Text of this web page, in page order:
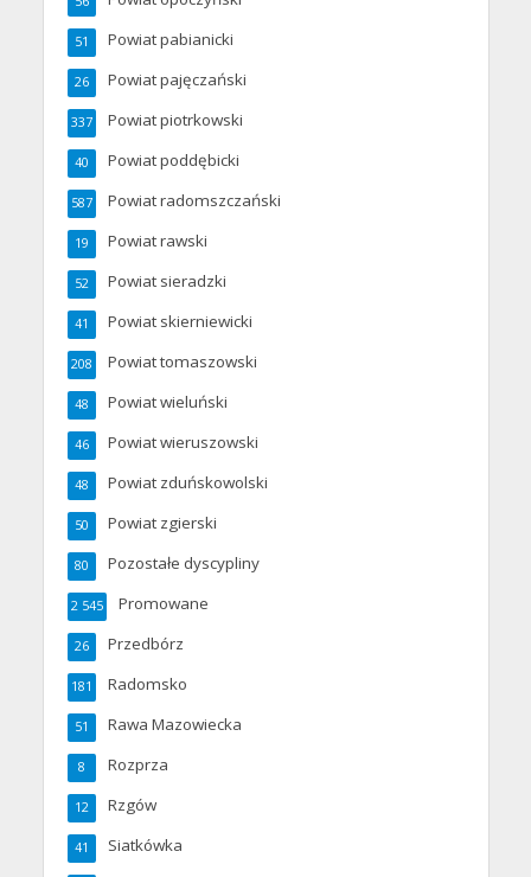
Powiat pabianicki
51
Powiat pajęczański
26
Powiat piotrkowski
337
Powiat poddębicki
40
Powiat radomszczański
587
Powiat rawski
19
Powiat sieradzki
52
Powiat skierniewicki
41
Powiat tomaszowski
208
Powiat wieluński
48
Powiat wieruszowski
46
Powiat zduńskowolski
48
Powiat zgierski
50
Pozostałe dyscypliny
80
Promowane
2 545
Przedbórz
26
Radomsko
181
Rawa Mazowiecka
51
Rozprza
8
Rzgów
12
Siatkówka
41